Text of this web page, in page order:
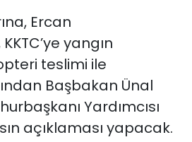
Ercan
yangın
teslimi ile
Başbakan Ünal
Yardımcısı
açıklaması yapacak.